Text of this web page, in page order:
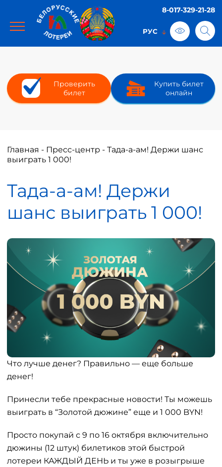
8-017-329-21-28
Проверить
билет
Купить билет
онлайн
Главная - Пресс-центр - Тада-а-ам! Держи шанс
выиграть 1 000!
Тада-а-ам! Держи
шанс выиграть 1 000!
Что лучше денег? Правильно — еще больше
денег!
Принесли тебе прекрасные новости! Ты можешь
выиграть в “Золотой дюжине” еще и 1 000 BYN!
Просто покупай с 9 по 16 октября включительно
дюжины (12 штук) билетиков этой быстрой
лотереи КАЖДЫЙ ДЕНЬ и ты уже в розыгрыше